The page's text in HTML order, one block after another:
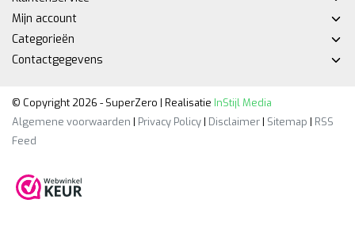
Mijn account
Categorieën
Contactgegevens
© Copyright 2026 - SuperZero | Realisatie InStijl Media
Algemene voorwaarden | Privacy Policy| Disclaimer| Sitemap | RSS
Feed